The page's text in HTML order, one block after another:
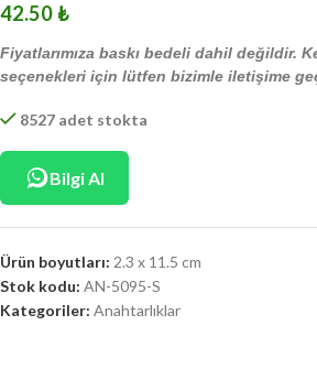
42.50₺
Fiyatlarımıza baskı bedeli dahil değildir.
seçenekleri için lütfen bizimle iletişime
8527 adet stokta
Bilgi Al
Ürün boyutları: 2.3 x 11.5 cm
Stok kodu: AN-5095-S
Kategoriler: Anahtarlıklar